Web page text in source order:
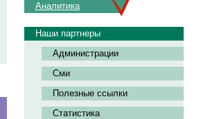
Аналитика
Наши партнеры
Администрации
Сми
Полезные ссылки
Статистика